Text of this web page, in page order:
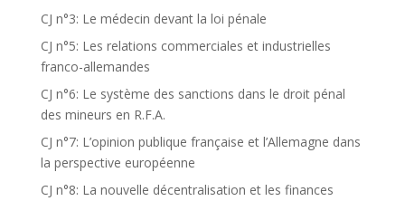
CJ n°3: Le médecin devant la loi pénale
CJ n°5: Les relations commerciales et industrielles
franco-allemandes
CJ n°6: Le système des sanctions dans le droit pénal
des mineurs en R.F.A.
CJ n°7: L’opinion publique française et l’Allemagne dans
la perspective européenne
CJ n°8: La nouvelle décentralisation et les finances